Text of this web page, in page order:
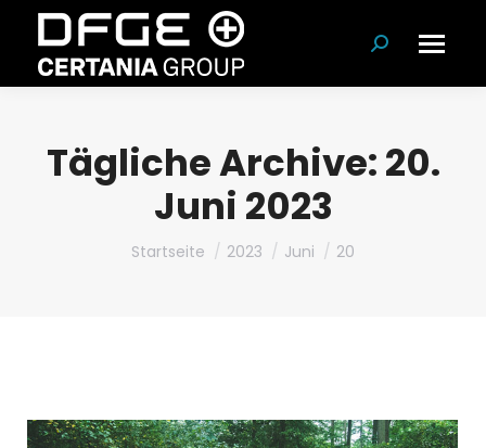
Suchen:
Tägliche Archive:20.
Juni 2023
Du bist hier:
Startseite 2023 Juni 20